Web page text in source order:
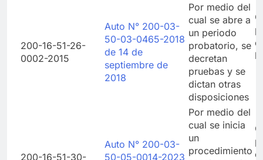
200-16-51-26-
0002-2015
Auto N° 200-03-
50-03-0465-2018
de 14 de
septiembre de
2018
Por medio del
cual se abre a
un periodo
probatorio, se
decretan
pruebas y se
dictan otras
disposiciones
200-16-51-30-
Auto N° 200-03-
50-05-0014-2023
Por medio del
cual se inicia
un
procedimiento